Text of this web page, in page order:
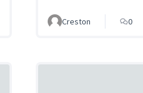
Creston 0